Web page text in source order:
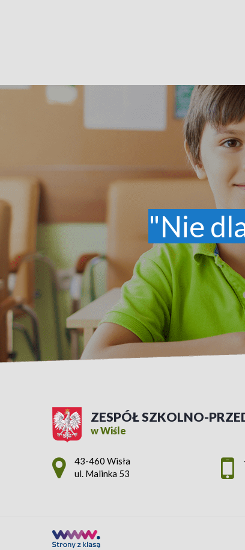
"Nie
ZESPÓŁ SZKOLNO-
w Wiśle
Adres pocztowy:
43-460 Wisła
ul. Malinka 53